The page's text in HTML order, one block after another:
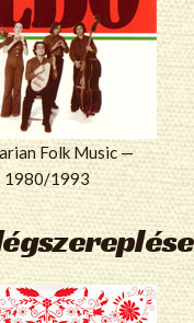
Folk Music —
1980/1993